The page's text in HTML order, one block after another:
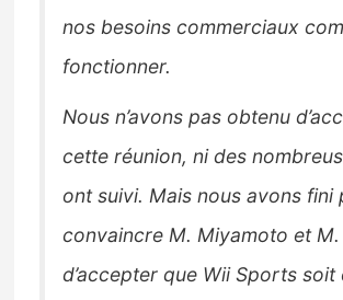
nos besoins commerciaux
fonctionner.
Nous n’avons pas obtenu
cette réunion, ni des
ont suivi. Mais nous avons fini
convaincre M. Miyamoto et
d’accepter que Wii Sports